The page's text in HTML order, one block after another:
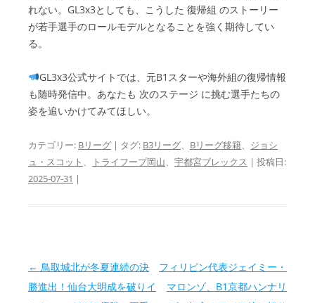
れない。GL3x3としても、こうした 復帰組 のストーリー
が若手選手のロールモデルとなることを強く期待してい
る。
GL3x3公式サイトでは、元B1スターや海外組の復帰情報
も随時発信中。あなたも 次のステージ に挑む選手たちの
姿を追いかけてみてほしい。
カテゴリー: Bリーグ | タグ: B3リーグ、 Bリーグ移籍、 ジョシ
ュ・スコット 、 トライフープ岡山、 宇都宮ブレックス | 投稿日:
2025-07-31 |
投稿ナビゲーション
← 鳥取城北が冬夏連続の決
勝進出！仙台大明成を破りイ
フィリピン代表ジェイミー・
マロンゾ、B1京都ハンナリ